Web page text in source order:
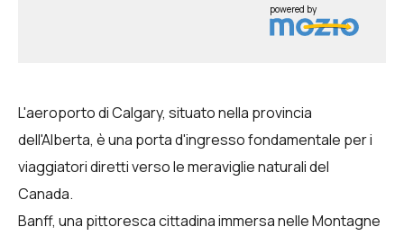
powered by
L'aeroporto di Calgary, situato nella provincia
dell'Alberta, è una porta d'ingresso fondamentale per i
viaggiatori diretti verso le meraviglie naturali del
Canada.
Banff, una pittoresca cittadina immersa nelle Montagne